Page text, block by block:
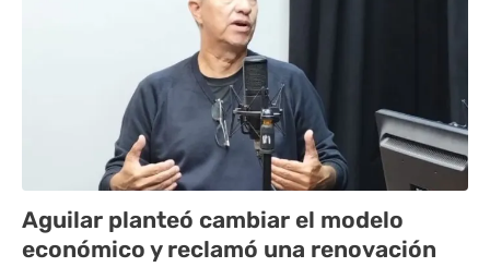
Aguilar planteó cambiar el modelo
económico y reclamó una renovación